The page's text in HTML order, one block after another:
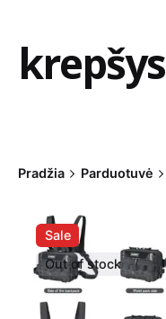
krepšys
Pradžia Parduotuvė
Sale
Out of stock